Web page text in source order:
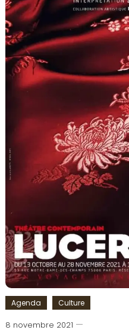
Agenda Culture
8 novembre 2021
Cédric